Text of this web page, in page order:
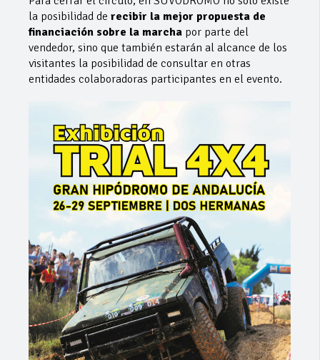
la posibilidad de recibir la mejor propuesta de
financiación sobre la marcha por parte del
vendedor, sino que también estarán al alcance de los
visitantes la posibilidad de consultar en otras
entidades colaboradoras participantes en el evento.